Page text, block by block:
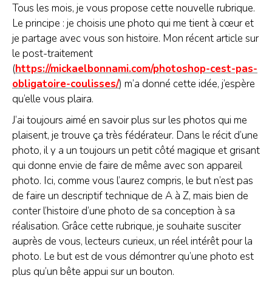
Tous les mois, je vous propose cette nouvelle rubrique.
Le principe : je choisis une photo qui me tient à cœur et
je partage avec vous son histoire. Mon récent article sur
le post-traitement
(https://mickaelbonnami.com/photoshop-cest-pas-
obligatoire-coulisses/) m’a donné cette idée, j’espère
qu’elle vous plaira.
J’ai toujours aimé en savoir plus sur les photos qui me
plaisent, je trouve ça très fédérateur. Dans le récit d’une
photo, il y a un toujours un petit côté magique et grisant
qui donne envie de faire de même avec son appareil
photo. Ici, comme vous l’aurez compris, le but n’est pas
de faire un descriptif technique de A à Z, mais bien de
conter l’histoire d’une photo de sa conception à sa
réalisation. Grâce cette rubrique, je souhaite susciter
auprès de vous, lecteurs curieux, un réel intérêt pour la
photo. Le but est de vous démontrer qu’une photo est
plus qu’un bête appui sur un bouton.